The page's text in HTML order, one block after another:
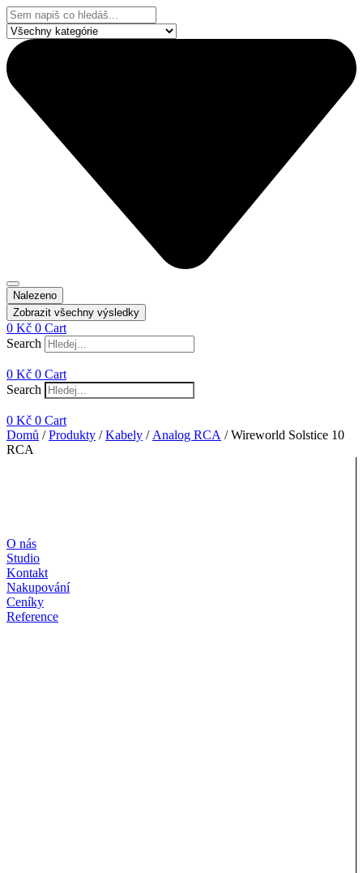
Přejít
k
obsahu
Search
...
Nalezeno
Zobrazit všechny výsledky
0 Kč 0 Cart
Search
0 Kč 0 Cart
Search
0 Kč 0 Cart
Domů /Produkty /Kabely / Analog RCA / Wireworld Solstice 10
RCA
O nás
Studio
Kontakt
Nakupování
Ceníky
Reference